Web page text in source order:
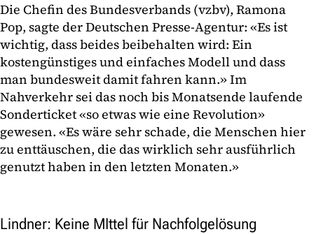
Die Chefin des Bundesverbands (vzbv), Ramona
Pop, sagte der Deutschen Presse-Agentur: «Es ist
wichtig, dass beides beibehalten wird: Ein
kostengünstiges und einfaches Modell und dass
man bundesweit damit fahren kann.» Im
Nahverkehr sei das noch bis Monatsende laufende
Sonderticket «so etwas wie eine Revolution»
gewesen. «Es wäre sehr schade, die Menschen hier
zu enttäuschen, die das wirklich sehr ausführlich
genutzt haben in den letzten Monaten.»
Lindner: Keine MIttel für Nachfolgelösung